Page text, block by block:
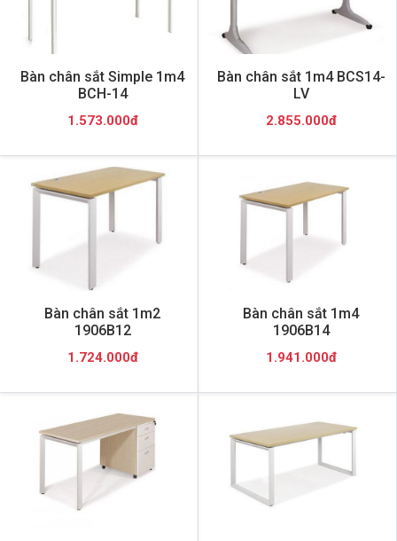
Bàn chân sắt Simple 1m4
BCH-14
1.573.000đ
Bàn chân sắt 1m4 BCS14-
LV
2.855.000đ
Bàn chân sắt 1m2
1906B12
1.724.000đ
Bàn chân sắt 1m4
1906B14
1.941.000đ